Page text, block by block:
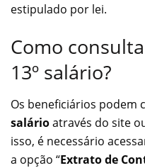
estipulado por lei.
Como
13º salário?
Os beneficiários podem
salárioatravés do site
isso, é necessário
a opção “Extrato de